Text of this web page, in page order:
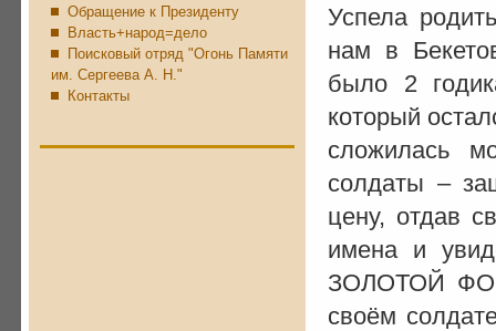
Обращение к Президенту
Власть+народ=дело
Поисковый отряд "Огонь Памяти
им. Сергеева А. Н."
Контакты
Успела
нам в
было 2
который
сложилась
солдаты –
цену, отдав
имена и
ЗОЛОТОЙ
своём